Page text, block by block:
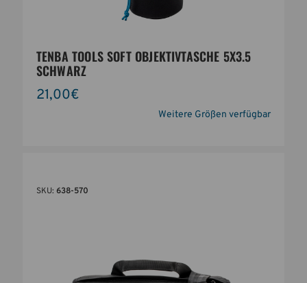
TENBA TOOLS SOFT OBJEKTIVTASCHE 5X3.5
SCHWARZ
21,00€
Weitere Größen verfügbar
SKU: 638-570